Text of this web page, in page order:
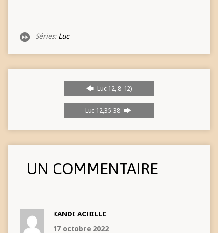
Séries: Luc
Luc 12, 8-12)
Luc 12,35-38
UN COMMENTAIRE
KANDI ACHILLE
17 octobre 2022